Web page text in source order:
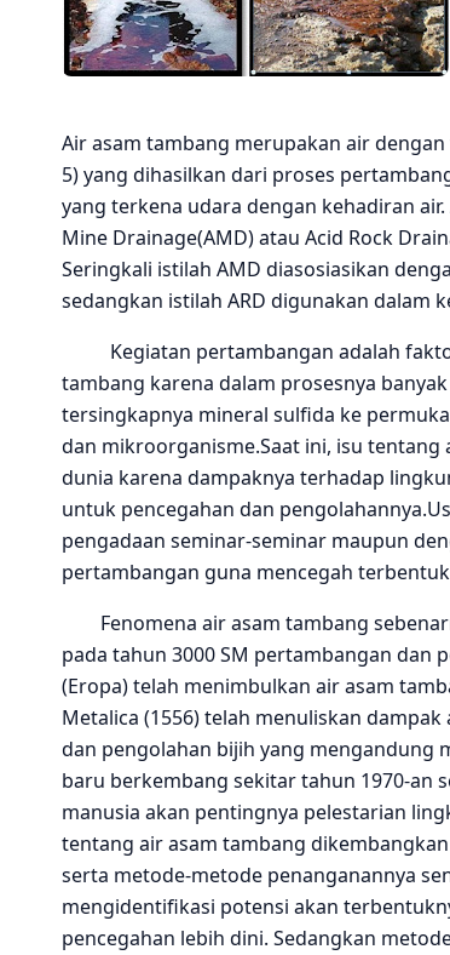
Air asam tambang merupakan air
5) yang dihasilkan dari proses
yang terkena udara dengan kehadiran
Mine Drainage(AMD) atau Acid Rock
Seringkali istilah AMD diasosiasikan
sedangkan istilah ARD digunakan dalam
Kegiatan pertambangan adalah
tambang karena dalam prosesnya
tersingkapnya mineral sulfida ke
dan mikroorganisme.Saat ini, isu
dunia karena dampaknya terhadap
untuk pencegahan dan
pengadaan seminar-seminar maupun
pertambangan guna mencegah
Fenomena air asam tambang
pada tahun 3000 SM pertambangan dan
(Eropa) telah menimbulkan air asam
Metalica (1556) telah menuliskan
dan pengolahan bijih yang mengandung
baru berkembang sekitar tahun 1970-an
manusia akan pentingnya pelestarian
tentang air asam tambang
serta metode-metode penanganannya
mengidentifikasi potensi akan
pencegahan lebih dini. Sedangkan